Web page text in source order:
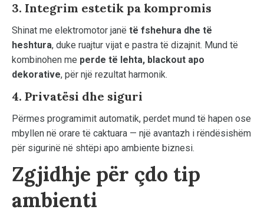
3. Integrim estetik pa kompromis
Shinat me elektromotor janë të fshehura dhe të
heshtura, duke ruajtur vijat e pastra të dizajnit. Mund të
kombinohen me perde të lehta, blackout apo
dekorative, për një rezultat harmonik.
4. Privatësi dhe siguri
Përmes programimit automatik, perdet mund të hapen ose
mbyllen në orare të caktuara — një avantazh i rëndësishëm
për sigurinë në shtëpi apo ambiente biznesi.
Zgjidhje për çdo tip
ambienti